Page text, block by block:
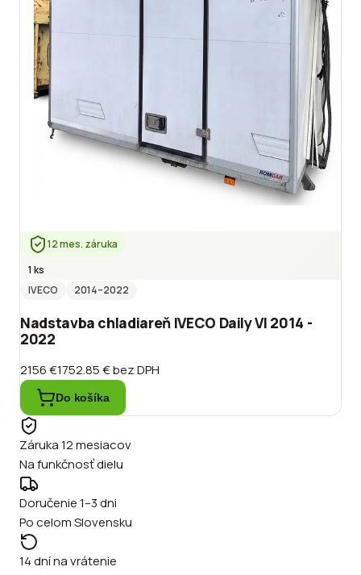
12 mes. záruka
1 ks
IVECO
2014–2022
Nadstavba chladiareň IVECO Daily VI 2014 -
2022
2156 €1752.85 €bez DPH
Do košíka
Záruka 12 mesiacov
Na funkčnosť dielu
Doručenie 1–3 dni
Po celom Slovensku
14 dní na vrátenie